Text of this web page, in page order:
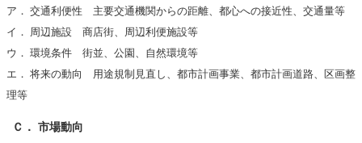
ア． 交通利便性 主要交通機関からの距離、都心への接近性、交通量等
イ． 周辺施設 商店街、周辺利便施設等
ウ． 環境条件 街並、公園、自然環境等
エ． 将来の動向 用途規制見直し、都市計画事業、都市計画道路、区画整
理等
Ｃ． 市場動向